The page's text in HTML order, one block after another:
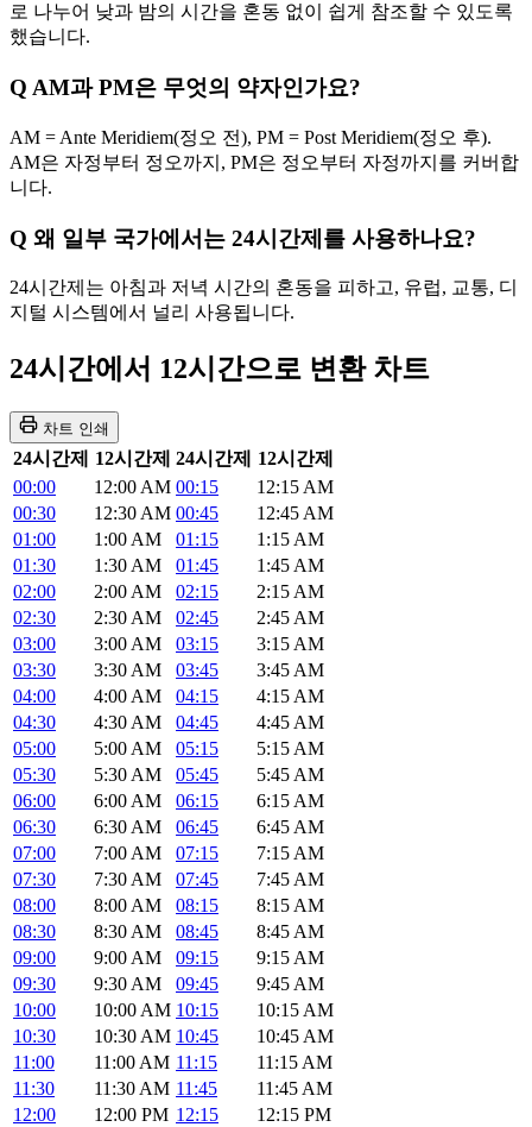
로 나누어 낮과 밤의 시간을 혼동 없이 쉽게 참조할 수 있도록
했습니다.
Q AM과 PM은 무엇의 약자인가요?
AM = Ante Meridiem(정오 전), PM = Post Meridiem(정오 후).
AM은 자정부터 정오까지, PM은 정오부터 자정까지를 커버합
니다.
Q 왜 일부 국가에서는 24시간제를 사용하나요?
24시간제는 아침과 저녁 시간의 혼동을 피하고, 유럽, 교통, 디
지털 시스템에서 널리 사용됩니다.
24시간에서 12시간으로 변환 차트
차트 인쇄
24시간제 12시간제 24시간제
12시간제
00:00
12:00 AM 00:15
12:15 AM
00:30
12:30 AM 00:45
12:45 AM
01:00
1:00 AM 01:15
1:15 AM
01:30
1:30 AM 01:45
1:45 AM
02:00
2:00 AM 02:15
2:15 AM
02:30
2:30 AM 02:45
2:45 AM
03:00
3:00 AM 03:15
3:15 AM
03:30
3:30 AM 03:45
3:45 AM
04:00
4:00 AM 04:15
4:15 AM
04:30
4:30 AM 04:45
4:45 AM
05:00
5:00 AM 05:15
5:15 AM
05:30
5:30 AM 05:45
5:45 AM
06:00
6:00 AM 06:15
6:15 AM
06:30
6:30 AM 06:45
6:45 AM
07:00
7:00 AM 07:15
7:15 AM
07:30
7:30 AM 07:45
7:45 AM
08:00
8:00 AM 08:15
8:15 AM
08:30
8:30 AM 08:45
8:45 AM
09:00
9:00 AM 09:15
9:15 AM
09:30
9:30 AM 09:45
9:45 AM
10:00
10:00 AM 10:15
10:15 AM
10:30
10:30 AM 10:45
10:45 AM
11:00
11:00 AM 11:15
11:15 AM
11:30
11:30 AM 11:45
11:45 AM
12:00
12:00 PM 12:15
12:15 PM